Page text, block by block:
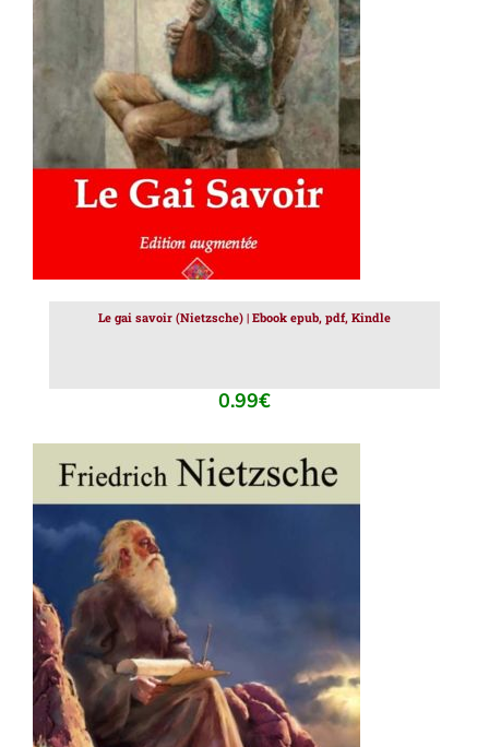
AJOUTER AU PANIER / DÉTAILS
Le gai savoir (Nietzsche) | Ebook epub, pdf, Kindle
0.99€
AJOUTER AU PANIER DÉTAILS